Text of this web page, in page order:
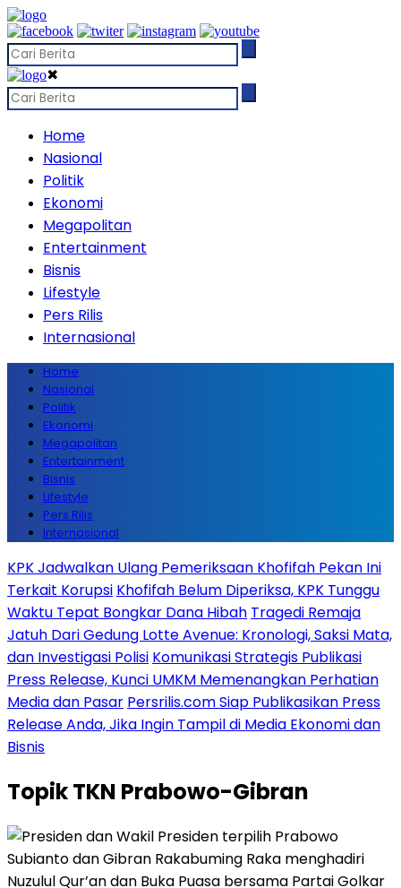
✖
Home
Nasional
Politik
Ekonomi
Megapolitan
Entertainment
Bisnis
Lifestyle
Pers Rilis
Internasional
Home
Nasional
Politik
Ekonomi
Megapolitan
Entertainment
Bisnis
Lifestyle
Pers Rilis
Internasional
KPK Jadwalkan Ulang Pemeriksaan Khofifah Pekan Ini
Terkait Korupsi Khofifah Belum Diperiksa, KPK Tunggu
Waktu Tepat Bongkar Dana Hibah Tragedi Remaja
Jatuh Dari Gedung Lotte Avenue: Kronologi, Saksi Mata,
dan Investigasi Polisi Komunikasi Strategis Publikasi
Press Release, Kunci UMKM Memenangkan Perhatian
Media dan Pasar Persrilis.com Siap Publikasikan Press
Release Anda, Jika Ingin Tampil di Media Ekonomi dan
Bisnis
TopikTKN Prabowo-Gibran